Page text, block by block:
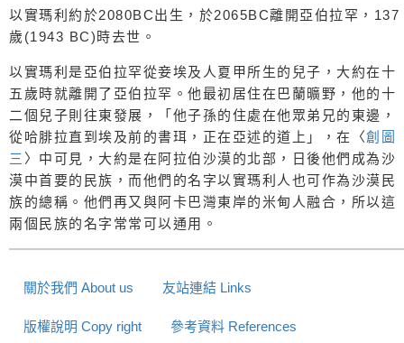
以實瑪利約於2080BC出生，於2065BC離開亞伯拉罕，137
歲(1943 BC)時去世。
以實瑪利是亞伯拉罕從妾埃及人夏甲所生的兒子，大約在十
五歲時就離開了亞伯拉罕。他最初居住在巴蘭曠野，他的十
二個兒子則往東發展，「他子孫的住處在他眾弟兄的東邊，
從哈腓拉直到埃及前的書珥，正在亞述的道上」，在〈創圖
三 〉中可見，大約是在阿拉伯沙漠的北部，日後他們成為沙
漠中首要的民族，而他們的名字以實瑪利人也可作為沙漠民
族的總稱。他們再又與阿卡巴灣東岸的米甸人融合，所以這
兩個民族的名字常常可以通用。
關於我們 About us 友站連結 Links
版權說明 Copy right 參考資料 References